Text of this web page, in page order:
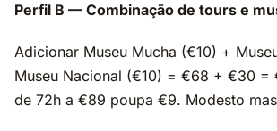
Perfil B — Combinação de tours e
Adicionar Museu Mucha (€10) +
Museu Nacional (€10) = €68 + €30 =
de 72h a €89 poupa €9. Modesto